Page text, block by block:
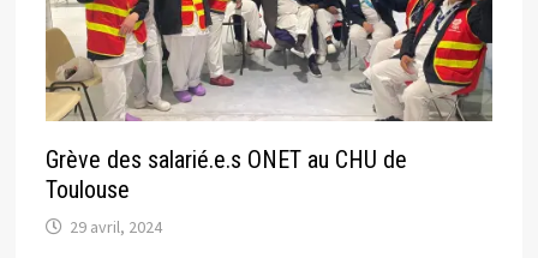
Grève des salarié.e.s ONET au CHU de
Toulouse
29 avril, 2024